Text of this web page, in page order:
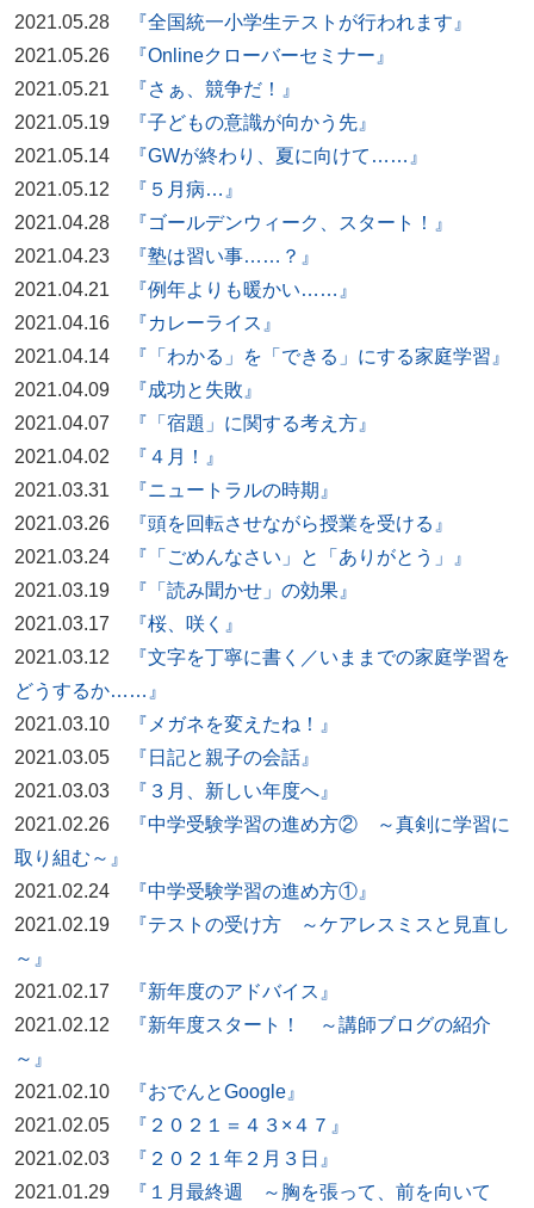
2021.05.28
『全国統一小学生テストが行われます』
2021.05.26
『Onlineクローバーセミナー』
2021.05.21
『さぁ、競争だ！』
2021.05.19
『子どもの意識が向かう先』
2021.05.14
『GWが終わり、夏に向けて……』
2021.05.12
『５月病…』
2021.04.28
『ゴールデンウィーク、スタート！』
2021.04.23
『塾は習い事……？』
2021.04.21
『例年よりも暖かい……』
2021.04.16
『カレーライス』
2021.04.14
『「わかる」を「できる」にする家庭学習』
2021.04.09
『成功と失敗』
2021.04.07
『「宿題」に関する考え方』
2021.04.02
『４月！』
2021.03.31
『ニュートラルの時期』
2021.03.26
『頭を回転させながら授業を受ける』
2021.03.24
『「ごめんなさい」と「ありがとう」』
2021.03.19
『「読み聞かせ」の効果』
2021.03.17
『桜、咲く』
2021.03.12
『文字を丁寧に書く／いままでの家庭学習を
どうするか……』
2021.03.10
『メガネを変えたね！』
2021.03.05
『日記と親子の会話』
2021.03.03
『３月、新しい年度へ』
2021.02.26
『中学受験学習の進め方② ～真剣に学習に
取り組む～』
2021.02.24
『中学受験学習の進め方①』
2021.02.19
『テストの受け方 ～ケアレスミスと見直し
～』
2021.02.17
『新年度のアドバイス』
2021.02.12
『新年度スタート！ ～講師ブログの紹介
～』
2021.02.10
『おでんとGoogle』
2021.02.05
『２０２１＝４３×４７』
2021.02.03
『２０２１年２月３日』
2021.01.29
『１月最終週 ～胸を張って、前を向いて